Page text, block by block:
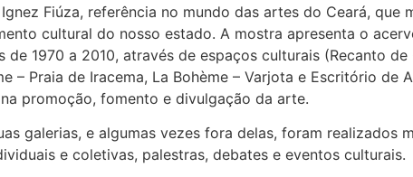
Fiúza, referência no mundo das artes do Ceará, que
cultural do nosso estado. A mostra apresenta o
de 1970 a 2010, através de espaços culturais (Recanto de
– Praia de Iracema, La Bohème – Varjota e Escritório de
promoção, fomento e divulgação da arte.
galerias, e algumas vezes fora delas, foram realizados
e coletivas, palestras, debates e eventos culturais.